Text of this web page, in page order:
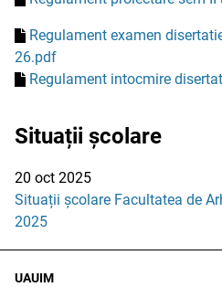
Regulament examen
26.pdf
Regulament intocmire
Situații școlare
20 oct 2025
Situații școlare Facultatea de
2025
UAUIM